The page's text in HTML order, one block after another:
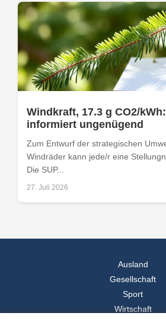
Windkraft, 17.3 g CO2/
informiert ungenügend
Zum Entwurf der strategischen
Windräder kann jede/r eine
Die SUP...
27. Juli 2026
Ausland
Gesellschaft
Sport
Wirtschaft